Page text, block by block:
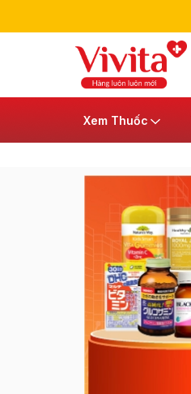
Xem Thuốc